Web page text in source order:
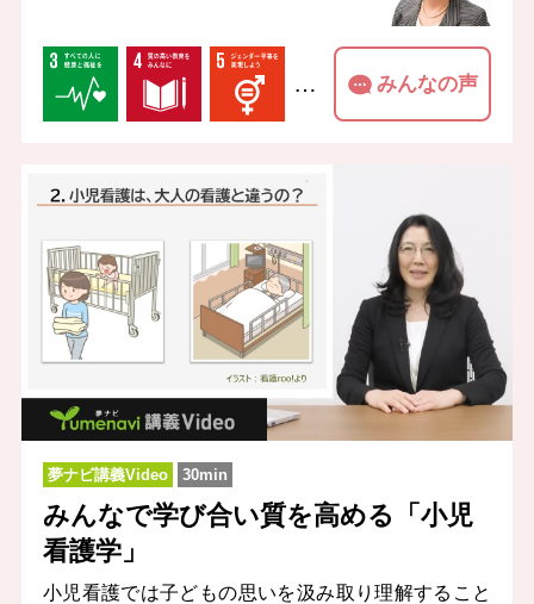
… みんなの声
夢ナビ講義Video 30min
みんなで学び合い質を高める「小児
看護学」
小児看護では子どもの思いを汲み取り理解すること